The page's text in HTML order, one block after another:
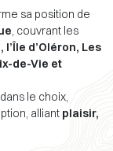
sa position de
, couvrant les
l’Île d’Oléron, Les
de-Vie et
le choix,
alliant plaisir,